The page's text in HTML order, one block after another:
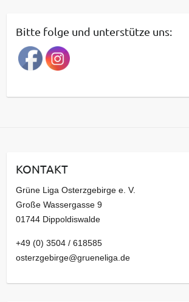
r
a
g
a
v
Bitte folge und unterstütze uns:
KONTAKT
Grüne Liga Osterzgebirge e. V.
Große Wassergasse 9
01744 Dippoldiswalde
+49 (0) 3504 / 618585
osterzgebirge@grueneliga.de